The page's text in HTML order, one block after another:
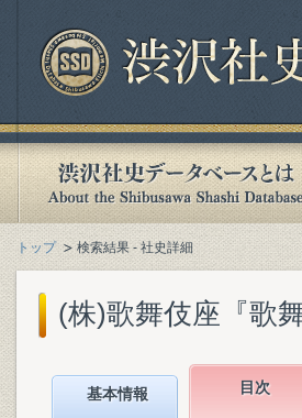
トップ 検索結果 - 社史詳細
(株)歌舞伎座『歌
基本情報 目次